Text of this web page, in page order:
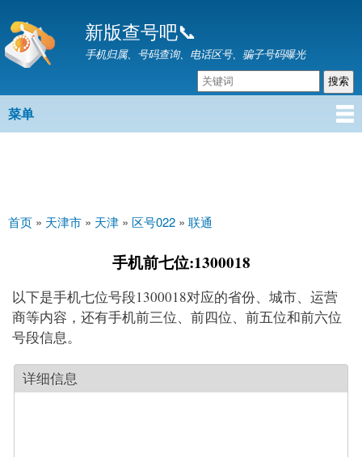
转
到
要
容
新版查号吧📞
手机归属、号码查询、电话区号、骗子号码曝光
主菜单
菜单
你在这里
首页 » 天津市 » 天津 » 区号022 » 联通
手机前七位:1300018
以下是手机七位号段1300018对应的省份、城市、运营
商等内容，还有手机前三位、前四位、前五位和前六位
号段信息。
详细信息